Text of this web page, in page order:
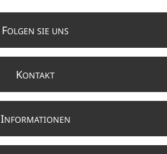
FOLGEN SIE UNS
KONTAKT
INFORMATIONEN